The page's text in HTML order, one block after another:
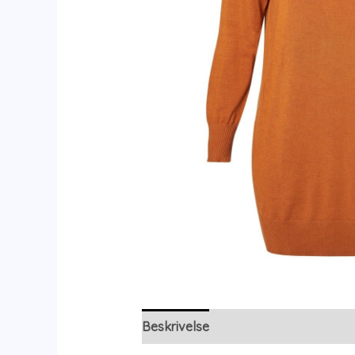
Beskrivelse